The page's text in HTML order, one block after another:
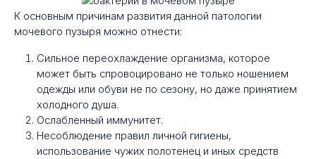
К основным причинам развития данной патологии
мочевого пузыря можно отнести:
Сильное переохлаждение организма, которое
может быть спровоцировано не только ношением
одежды или обуви не по сезону, но даже принятием
холодного душа.
Ослабленный иммунитет.
Несоблюдение правил личной гигиены,
использование чужих полотенец и иных средств